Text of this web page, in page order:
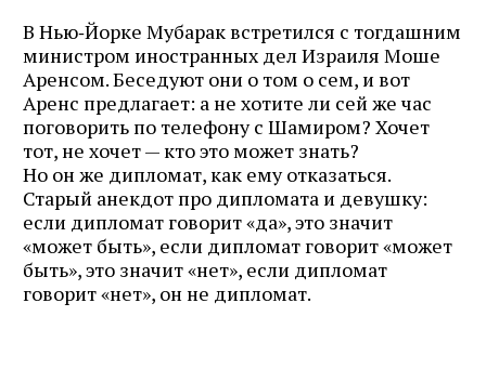
В Нью‑Йорке Мубарак встретился с тогдашним
министром иностранных дел Израиля Моше
Аренсом. Беседуют они о том о сем, и вот
Аренс предлагает: а не хотите ли сей же час
поговорить по телефону с Шамиром? Хочет
тот, не хочет — кто это может знать?
Но он же дипломат, как ему отказаться.
Старый анекдот про дипломата и девушку:
если дипломат говорит «да», это значит
«может быть», если дипломат говорит «может
быть», это значит «нет», если дипломат
говорит «нет», он не дипломат.